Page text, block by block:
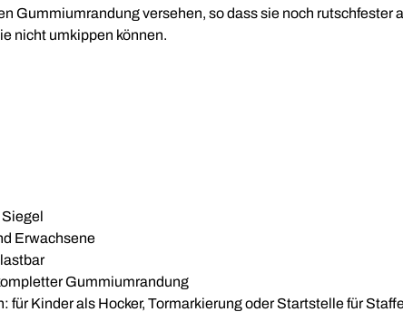
Gummiumrandung versehen, so dass sie noch rutschfester
nicht umkippen können.
Siegel
Erwachsene
Gummiumrandung
Kinder als Hocker, Tormarkierung oder Startstelle für